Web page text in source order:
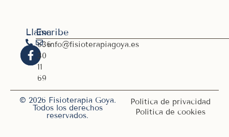
Llama
636
30
11
69
Escribe
info@fisioterapiagoya.es
© 2026 Fisioterapia Goya.
Todos los derechos
reservados.
Política de privacidad
Política de cookies